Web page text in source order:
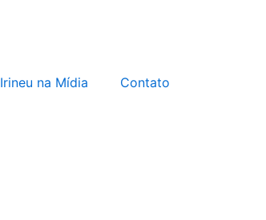
Irineu na Mídia Contato